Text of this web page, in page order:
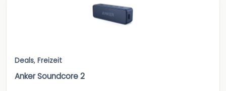
Deals, Freizeit
Anker Soundcore 2